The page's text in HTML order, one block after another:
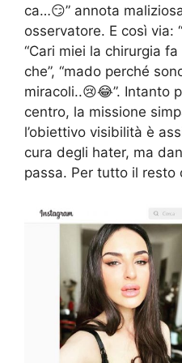
ca…😏” annota
osservatore. E così via:
“Cari miei la chirurgia
che”, “mado perché
miracoli..😢😂”. Intanto
centro, la missione
l’obiettivo visibilità è
cura degli hater, ma
passa. Per tutto il resto